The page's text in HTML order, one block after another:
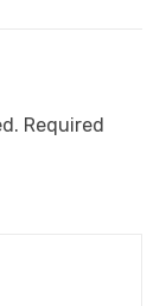
Required